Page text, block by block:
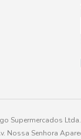
Supermercados
Nossa Senhora